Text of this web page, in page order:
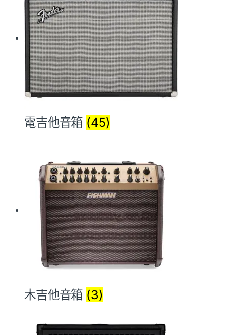
電吉他音箱 (45)
木吉他音箱 (3)